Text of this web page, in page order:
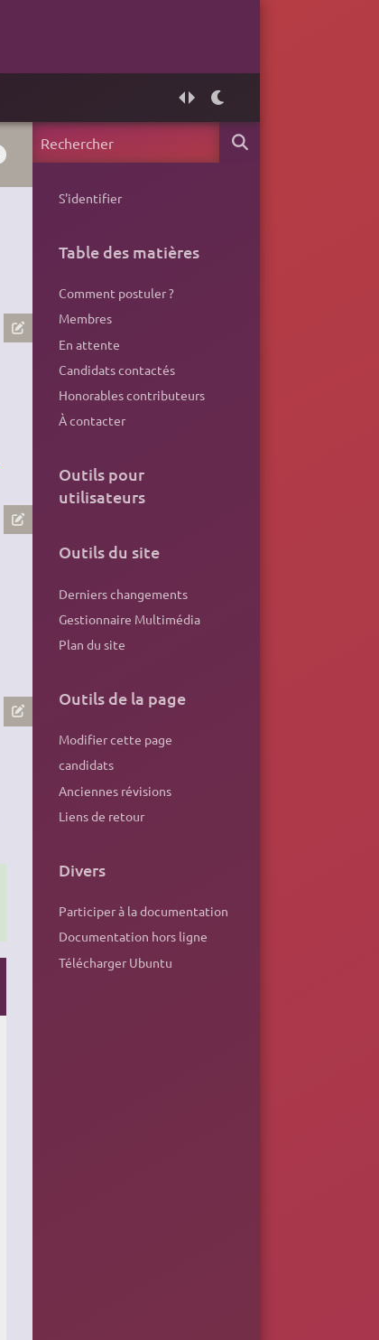
S'identifier
Table des matières
Comment postuler ?
Membres
En attente
Candidats contactés
Honorables contributeurs
À contacter
Outils pour
utilisateurs
Outils du site
Derniers changements
Gestionnaire Multimédia
Plan du site
Outils de la page
Modifier cette page
candidats
Anciennes révisions
Liens de retour
Divers
Participer à la documentation
Documentation hors ligne
Télécharger Ubuntu